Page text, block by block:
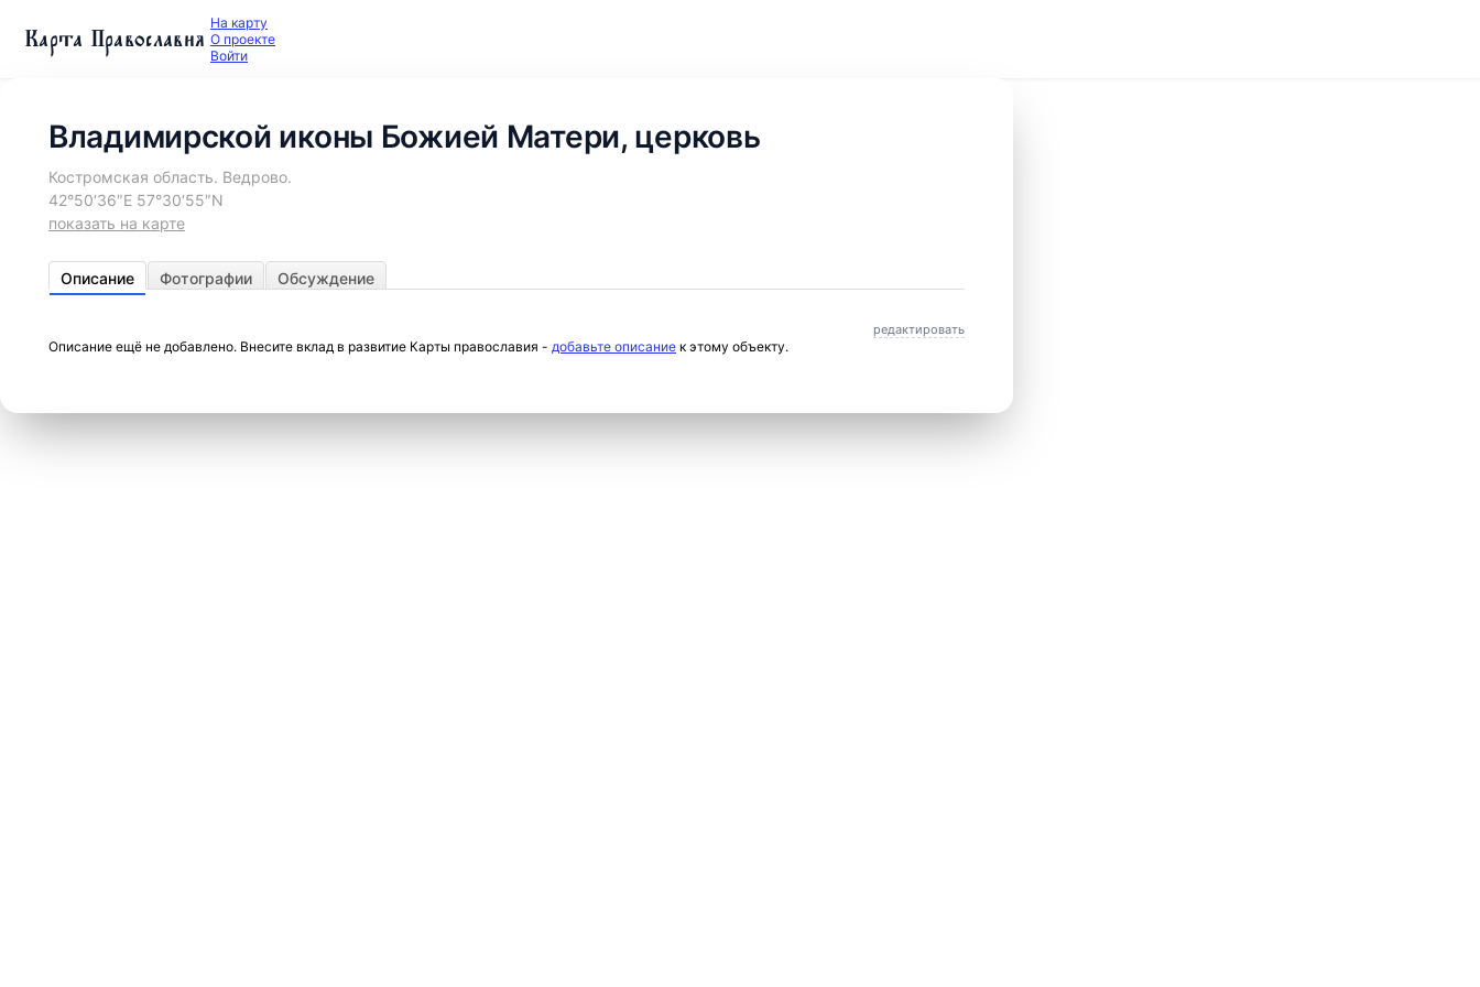
Карта Православия На карту
О проекте
Войти
Владимирской иконы Божией Матери, церковь
Костромская область. Ведрово.
42°50′36″E 57°30′55″N
показать на карте
Описание Фотографии Обсуждение
редактировать
Описание ещё не добавлено. Внесите вклад в развитие Карты православия - добавьте описание к этому объекту.